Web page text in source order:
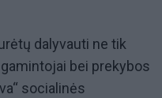
dalyvauti ne tik
bei prekybos
socialinės